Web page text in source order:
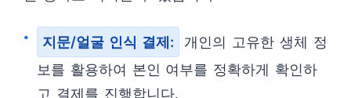
지문/얼굴 인식 결제:
개인의 고유한 생체 정
보를 활용하여 본인 여부를 정확하게 확인하
고 결제를 진행합니다.